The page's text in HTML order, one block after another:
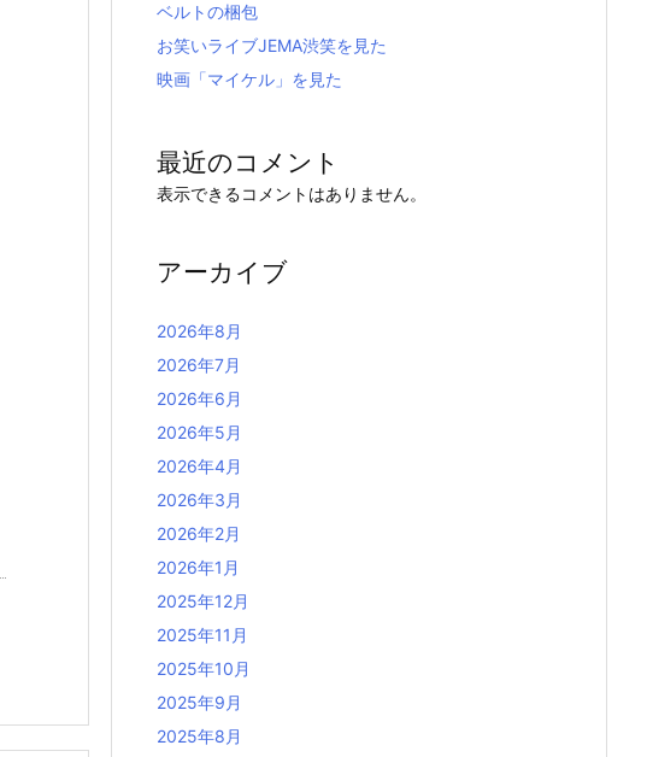
ベルトの梱包
お笑いライブJEMA渋笑を見た
映画「マイケル」を見た
最近のコメント
表示できるコメントはありません。
アーカイブ
2026年8月
2026年7月
2026年6月
2026年5月
2026年4月
2026年3月
2026年2月
2026年1月
2025年12月
2025年11月
2025年10月
2025年9月
2025年8月